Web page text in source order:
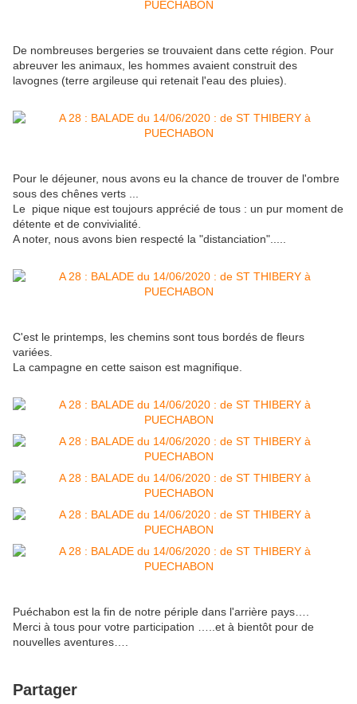
De nombreuses bergeries se trouvaient dans cette région. Pour
abreuver les animaux, les hommes avaient construit des
lavognes (terre argileuse qui retenait l'eau des pluies).
Pour le déjeuner, nous avons eu la chance de trouver de l'ombre
sous des chênes verts ...
Le pique nique est toujours apprécié de tous : un pur moment de
détente et de convivialité.
A noter, nous avons bien respecté la "distanciation".....
C'est le printemps, les chemins sont tous bordés de fleurs
variées.
La campagne en cette saison est magnifique.
Puéchabon est la fin de notre périple dans l'arrière pays….
Merci à tous pour votre participation …..et à bientôt pour de
nouvelles aventures….
Partager